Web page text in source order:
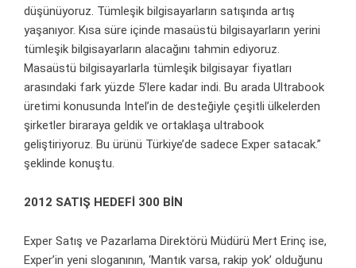
düşünüyoruz. Tümleşik bilgisayarların satışında artış
yaşanıyor. Kısa süre içinde masaüstü bilgisayarların yerini
tümleşik bilgisayarların alacağını tahmin ediyoruz.
Masaüstü bilgisayarlarla tümleşik bilgisayar fiyatları
arasındaki fark yüzde 5’lere kadar indi. Bu arada Ultrabook
üretimi konusunda Intel’in de desteğiyle çeşitli ülkelerden
şirketler biraraya geldik ve ortaklaşa ultrabook
geliştiriyoruz. Bu ürünü Türkiye’de sadece Exper satacak.”
şeklinde konuştu.
2012 SATIŞ HEDEFİ 300 BİN
Exper Satış ve Pazarlama Direktörü Müdürü Mert Erinç ise,
Exper’in yeni sloganının, ‘Mantık varsa, rakip yok’ olduğunu